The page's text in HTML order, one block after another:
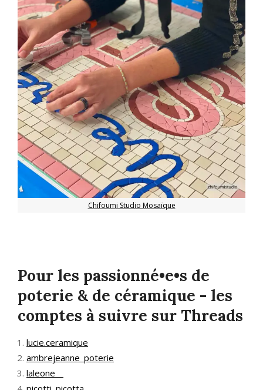
Chifoumi Studio Mosaïque
Pour les passionné•e•s de
poterie & de céramique - les
comptes à suivre sur Threads
lucie.ceramique
ambrejeanne_poterie
laleone__